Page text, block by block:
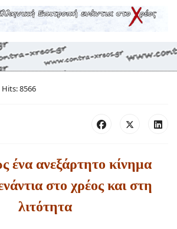
Hits: 8566
ένα ανεξάρτητο κίνημα
στο χρέος και στη
λιτότητα